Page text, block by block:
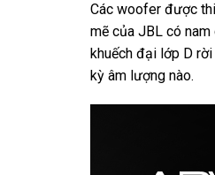
Các woofer được
mẽ của JBL có
khuếch đại lớp D
kỳ âm lượng nào.